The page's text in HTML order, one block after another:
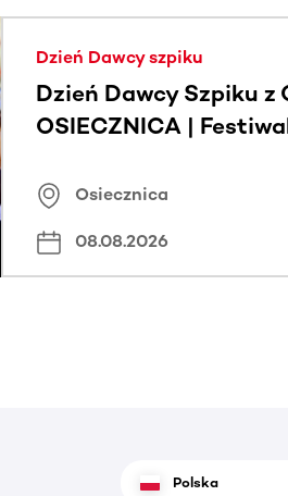
w poziomie. Użyj
Dzień Dawcy szpiku
Dzień Dawcy Szpiku z
OSIECZNICA |
Osiecznica
08.08.2026
Polska